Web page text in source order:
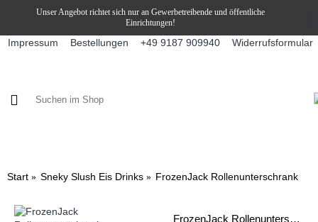
Unser Angebot richtet sich nur an Gewerbetreibende und öffentliche
Einrichtungen!
Impressum Bestellungen +49 9187 909940 Widerrufsformular
Start Sneky Slush Eis Drinks FrozenJack Rollenunterschrank
FrozenJack Rollenunterschrank